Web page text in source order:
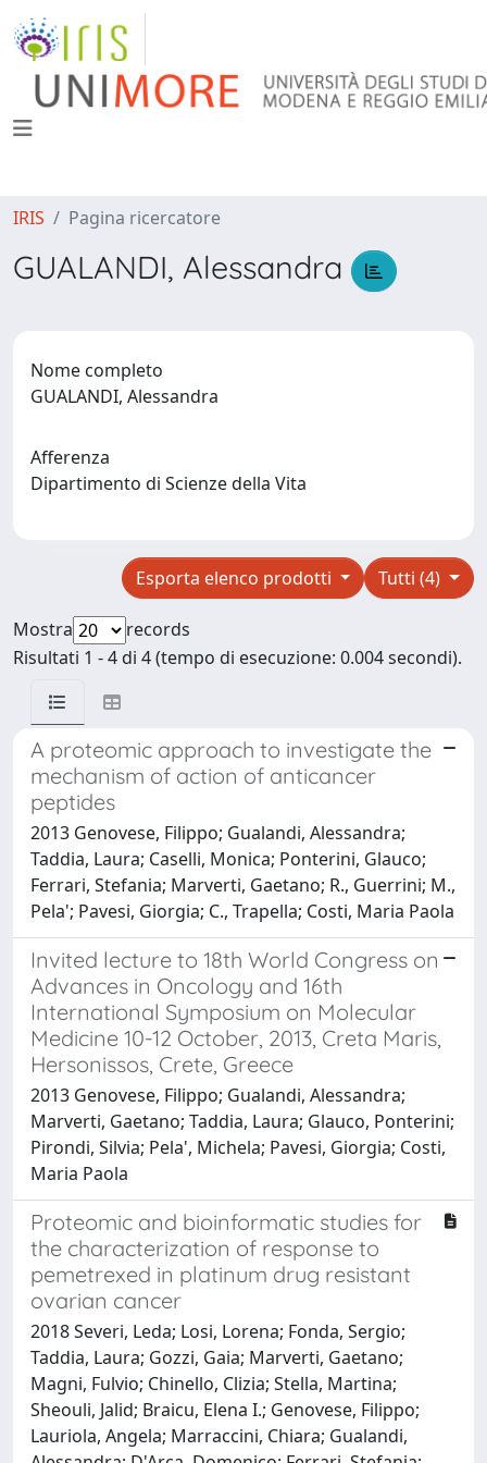
IRIS Pagina ricercatore
GUALANDI, Alessandra
Nome completo
GUALANDI, Alessandra
Afferenza
Dipartimento di Scienze della Vita
Tutti (4)
Esporta elenco prodotti
Mostra
records
Risultati 1 - 4 di 4 (tempo di esecuzione: 0.004 secondi).
A proteomic approach to investigate the
mechanism of action of anticancer
peptides
2013 Genovese, Filippo; Gualandi, Alessandra;
Taddia, Laura; Caselli, Monica; Ponterini, Glauco;
Ferrari, Stefania; Marverti, Gaetano; R., Guerrini; M.,
Pela'; Pavesi, Giorgia; C., Trapella; Costi, Maria Paola
Invited lecture to 18th World Congress on
Advances in Oncology and 16th
International Symposium on Molecular
Medicine 10-12 October, 2013, Creta Maris,
Hersonissos, Crete, Greece
2013 Genovese, Filippo; Gualandi, Alessandra;
Marverti, Gaetano; Taddia, Laura; Glauco, Ponterini;
Pirondi, Silvia; Pela', Michela; Pavesi, Giorgia; Costi,
Maria Paola
Proteomic and bioinformatic studies for
the characterization of response to
pemetrexed in platinum drug resistant
ovarian cancer
2018 Severi, Leda; Losi, Lorena; Fonda, Sergio;
Taddia, Laura; Gozzi, Gaia; Marverti, Gaetano;
Magni, Fulvio; Chinello, Clizia; Stella, Martina;
Sheouli, Jalid; Braicu, Elena I.; Genovese, Filippo;
Lauriola, Angela; Marraccini, Chiara; Gualandi,